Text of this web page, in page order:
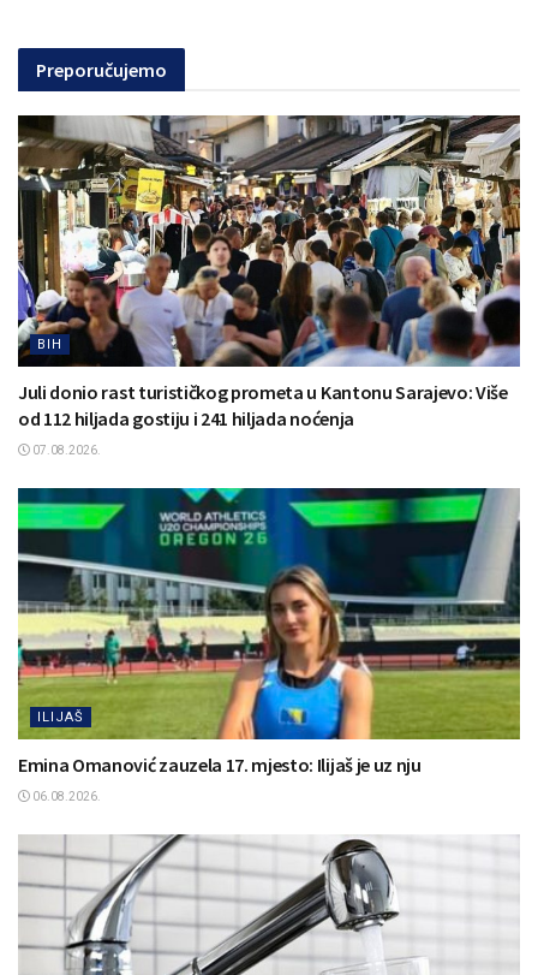
Preporučujemo
BIH
Juli donio rast turističkog prometa u Kantonu Sarajevo: Više
od 112 hiljada gostiju i 241 hiljada noćenja
07.08.2026.
ILIJAŠ
Emina Omanović zauzela 17. mjesto: Ilijaš je uz nju
06.08.2026.